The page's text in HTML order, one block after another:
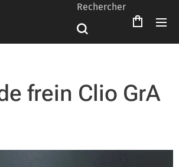
Rechercher
frein Clio GrA